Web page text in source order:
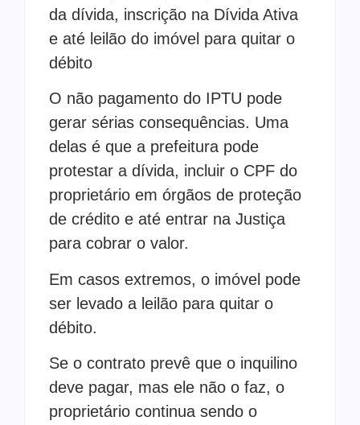
da dívida, inscrição na Dívida Ativa
e até leilão do imóvel para quitar o
débito
O não pagamento do IPTU pode
gerar sérias consequências. Uma
delas é que a prefeitura pode
protestar a dívida, incluir o CPF do
proprietário em órgãos de proteção
de crédito e até entrar na Justiça
para cobrar o valor.
Em casos extremos, o imóvel pode
ser levado a leilão para quitar o
débito.
Se o contrato prevê que o inquilino
deve pagar, mas ele não o faz, o
proprietário continua sendo o